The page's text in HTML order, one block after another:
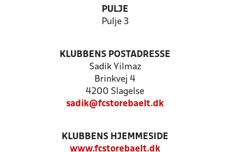
PULJE
Pulje 3
KLUBBENS POSTADRESSE
Sadik Yilmaz
Brinkvej 4
4200 Slagelse
sadik@fcstorebaelt.dk
KLUBBENS HJEMMESIDE
www.fcstorebaelt.dk